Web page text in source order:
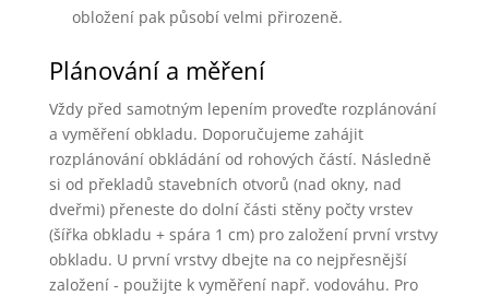
obložení pak působí velmi přirozeně.
Plánování a měření
Vždy před samotným lepením proveďte rozplánování
a vyměření obkladu. Doporučujeme zahájit
rozplánování obkládání od rohových částí. Následně
si od překladů stavebních otvorů (nad okny, nad
dveřmi) přeneste do dolní části stěny počty vrstev
(šířka obkladu + spára 1 cm) pro založení první vrstvy
obkladu. U první vrstvy dbejte na co nejpřesnější
založení - použijte k vyměření např. vodováhu. Pro